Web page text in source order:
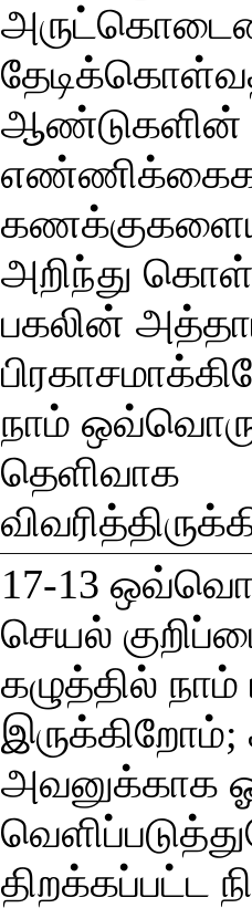
ஆண்டுகளின்
அறிந்து
பகலின்
நாம்
தெளிவாக
17-13
செயல்
கழுத்தில் நாம்
இருக்கிறோம்;
அவனுக்காக
திறக்கப்பட்ட